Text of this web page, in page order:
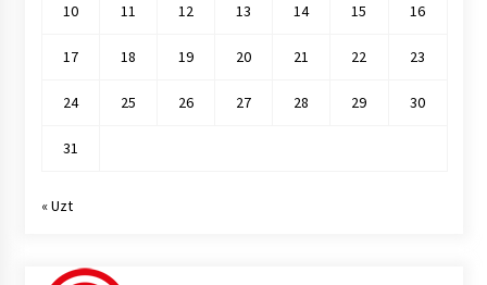
10 11 12 13 14 15 16
17 18 19 20 21 22 23
24 25 26 27 28 29 30
31
« Uzt